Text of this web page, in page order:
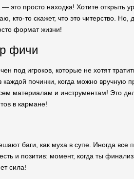
это просто находка! Хотите открыть
кто-то скажет, что это читерство.
формат жизни!
фичи
под игроков, которые не хотят
починки, когда можно вручную
материалам и инструментам! Это
в кармане!
баги, как муха в супе. Иногда
и позитив: момент, когда ты
сила!